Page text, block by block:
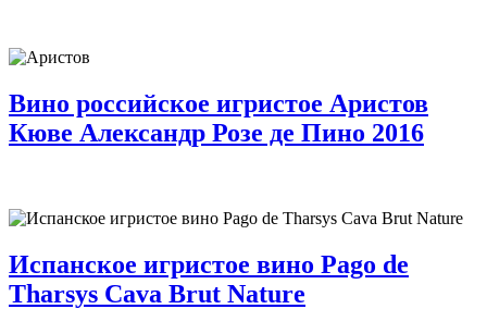
Вино российское игристое Аристов
Кюве Александр Розе де Пино 2016
Испанское игристое вино Pago de
Tharsys Cava Brut Nature